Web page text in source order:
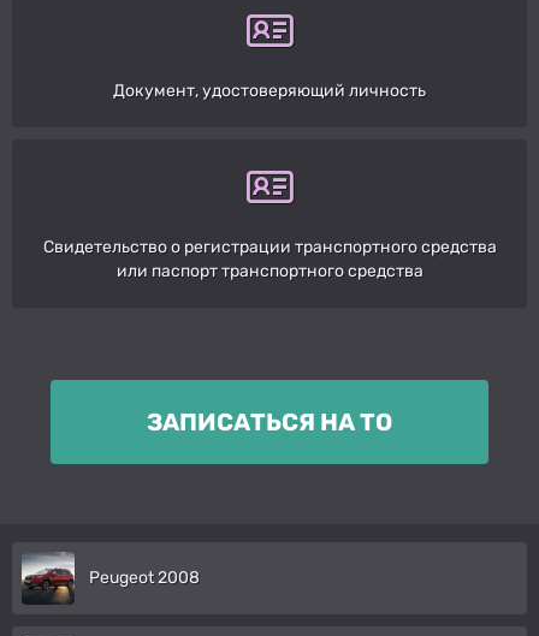
Документ, удостоверяющий личность
Свидетельство о регистрации транспортного средства
или паспорт транспортного средства
ЗАПИСАТЬСЯ НА ТО
Peugeot 2008